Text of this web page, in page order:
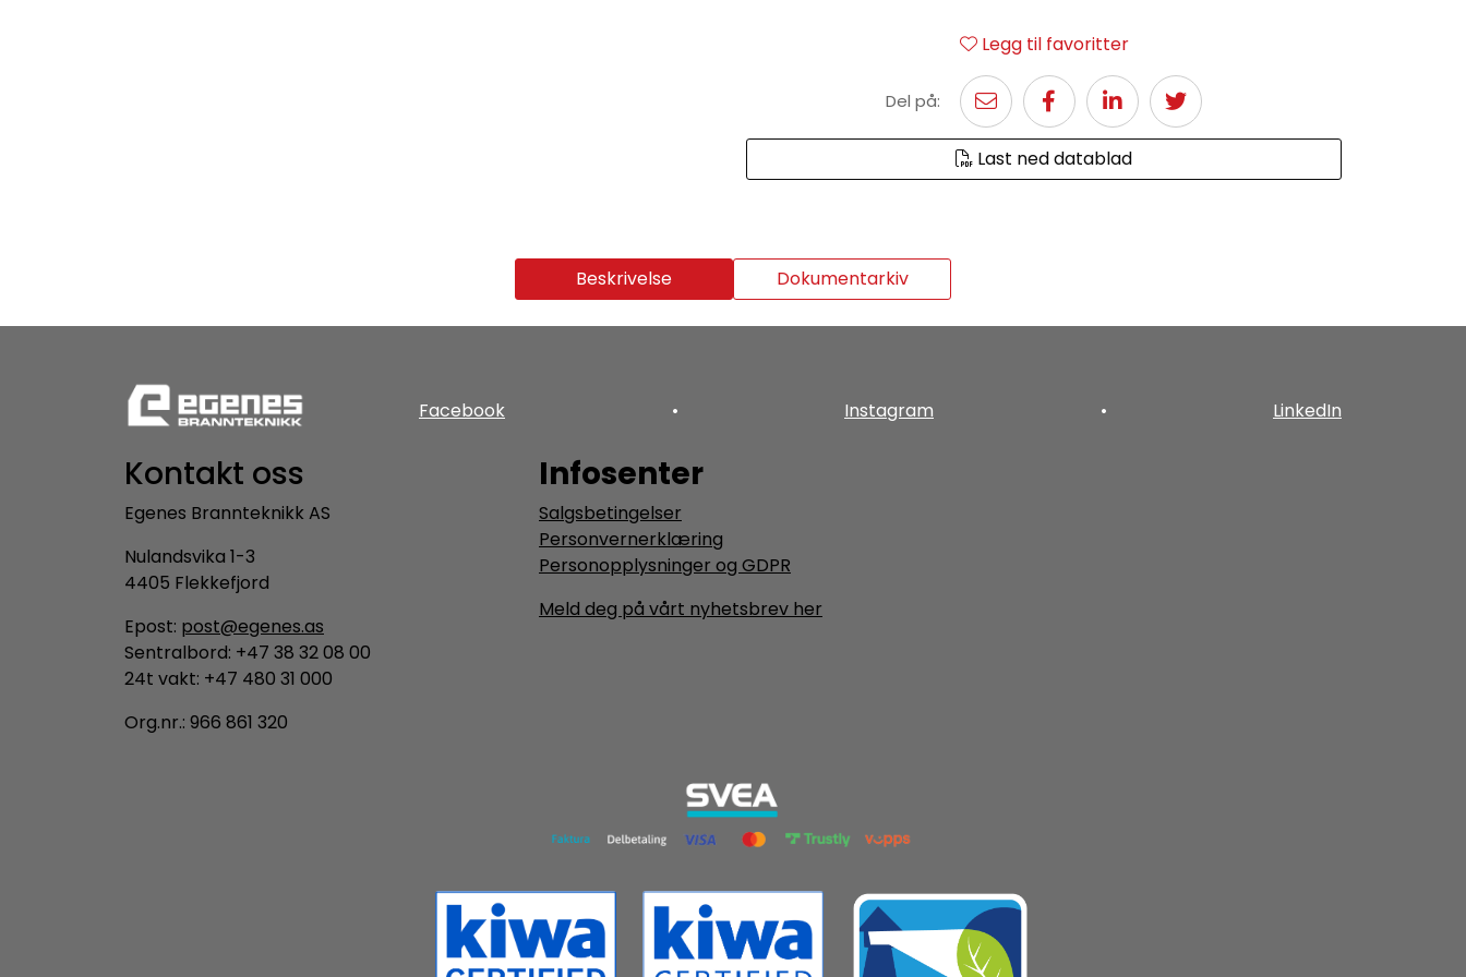
Legg til favoritter
Del på:
Last ned datablad
Beskrivelse Dokumentarkiv
Facebook • Instagram • LinkedIn
Kontakt oss
Egenes Brannteknikk AS
Nulandsvika 1-3
4405 Flekkefjord
Epost: post@egenes.as
Sentralbord: +47 38 32 08 00
24t vakt: +47 480 31 000
Org.nr.: 966 861 320
Infosenter
Salgsbetingelser
Personvernerklæring
Personopplysninger og GDPR
Meld deg på vårt nyhetsbrev her